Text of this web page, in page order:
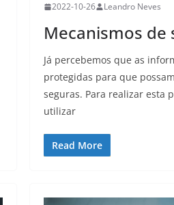
2022-10-26 Leandro Neves
Mecanismos de
Já percebemos que as
protegidas para que
seguras. Para realizar esta
utilizar
Read More